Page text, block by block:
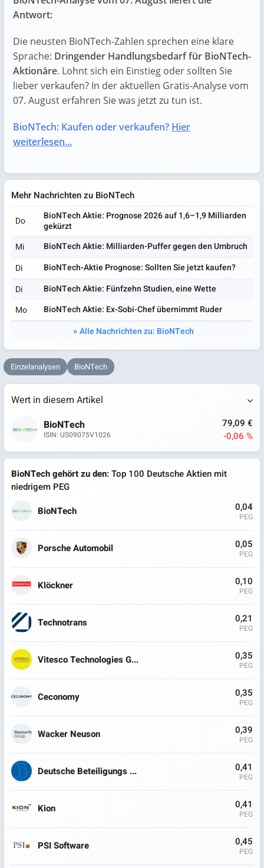
Antwort:
Die neusten BioNTech-Zahlen sprechen eine klare
Sprache: Dringender Handlungsbedarf für BioNTech-
Aktionäre. Lohnt sich ein Einstieg oder sollten Sie
lieber verkaufen? In der aktuellen Gratis-Analyse vom
07. August erfahren Sie was jetzt zu tun ist.
BioNTech: Kaufen oder verkaufen? Hier
weiterlesen...
Mehr Nachrichten zu BioNTech
Do
BioNTech Aktie: Prognose 2026 auf 1,6–1,9 Milliarden
gekürzt
Mi
BioNTech Aktie: Milliarden-Puffer gegen den Umbruch
Di
BioNTech-Aktie Prognose: Sollten Sie jetzt kaufen?
Di
BioNTech Aktie: Fünfzehn Studien, eine Wette
Mo
BioNTech Aktie: Ex-Sobi-Chef übernimmt Ruder
Alle Nachrichten zu: BioNTech
Einzelanalysen BioNTech
Wert in diesem Artikel
BioNTech
ISIN: US09075V1026
79,09 €
-0,06 %
BioNTech gehört zu den: Top 100 Deutsche Aktien mit
niedrigem PEG
BioNTech
0,04
PEG
Porsche Automobil 0,05
PEG
Klöckner 0,10
PEG
Technotrans 0,21
PEG
Vitesco Technologies G... 0,35
PEG
Ceconomy 0,35
PEG
Wacker Neuson 0,39
PEG
Deutsche Beteiligungs ... 0,41
PEG
Kion 0,41
PEG
PSI Software 0,45
PEG